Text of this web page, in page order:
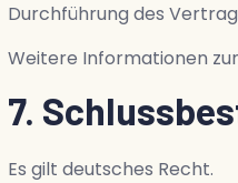
Durchführung des
Weitere Informationen
7.
Es gilt deutsches Recht.